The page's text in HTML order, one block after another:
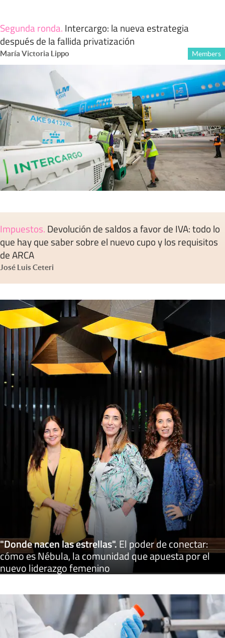
Segunda ronda. Intercargo: la nueva estrategia
después de la fallida privatización
María Victoria Lippo Members
Impuestos. Devolución de saldos a favor de IVA: todo lo
que hay que saber sobre el nuevo cupo y los requisitos
de ARCA
José Luis Ceteri
"Donde nacen las estrellas".El poder de conectar:
cómo es Nébula, la comunidad que apuesta por el
nuevo liderazgo femenino